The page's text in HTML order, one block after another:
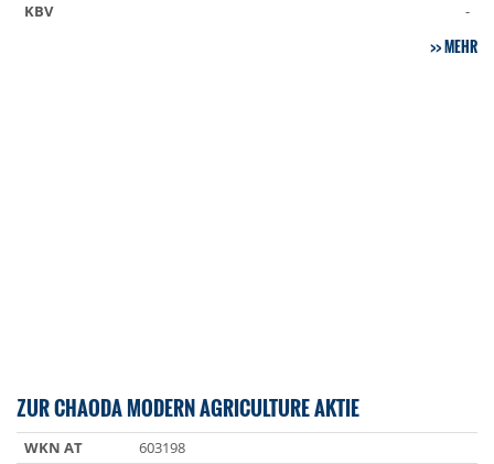
KBV
-
MEHR
ZUR CHAODA MODERN AGRICULTURE AKTIE
WKN AT
603198